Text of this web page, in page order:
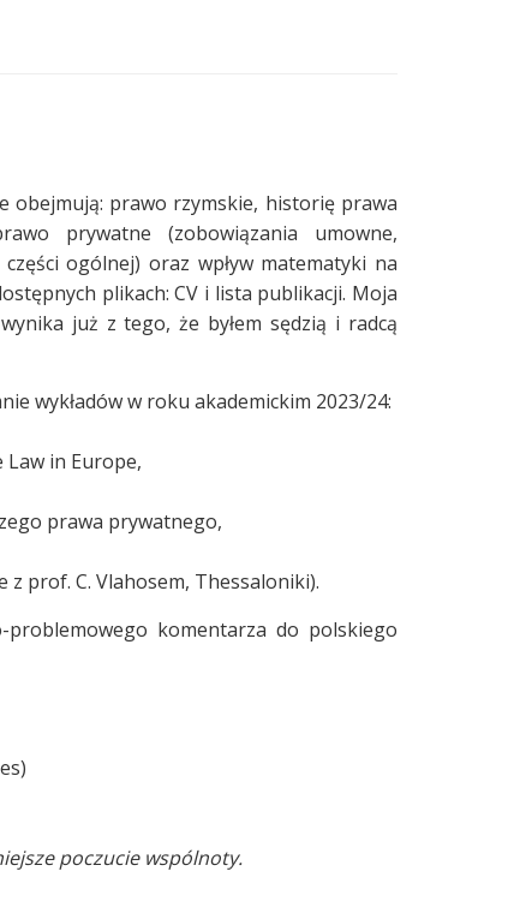
obejmują: prawo rzymskie, historię prawa
prywatne (zobowiązania umowne,
ogólnej) oraz wpływ matematyki na
plikach: CV i lista publikacji. Moja
już z tego, że byłem sędzią i radcą
wykładów w roku akademickim 2023/24:
Law in Europe,
prawa prywatnego,
prof. C. Vlahosem, Thessaloniki).
komentarza do polskiego
poczucie wspólnoty.